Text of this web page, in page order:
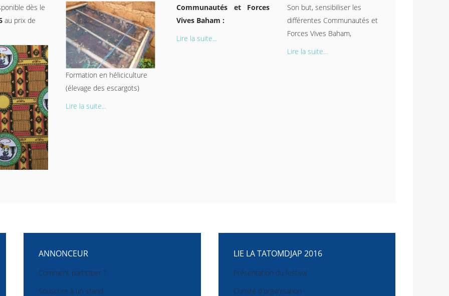
dès le
au prix de
Formation en héliciculture
(élevage des escargots)
Lire la suite...
Communautés et Forces
Vives Baham :
Lire la suite...
Son but, sensibiliser les
différentes Communautés et
Forces Vives Baham,
Lire la suite...
ANNONCEUR
Comment participer ?
Souscrire à un stand
LIE LA TATOMDJAP 2016
Présentation du festival
Comité d'organisation